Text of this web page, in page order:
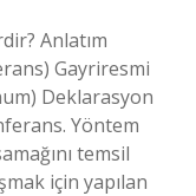
Anlatım
Gayriresmi
Deklarasyon
Yöntem
temsil
için yapılan